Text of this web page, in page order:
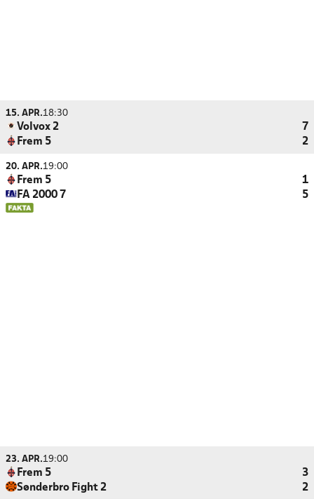
15. APR.18:30
Volvox 2
7
Frem 5
2
20. APR.19:00
Frem 5
1
FA 2000 7
5
23. APR.19:00
Frem 5
3
Sønderbro Fight 2
2